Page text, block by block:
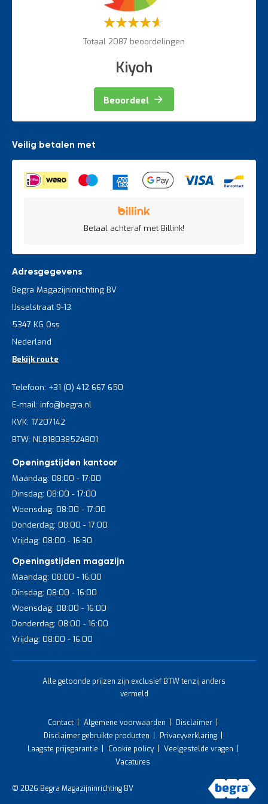
Waardering:
Totaal 2087 beoordelingen
Kiyoh
Beoordeel
Veilig betalen met
Betaal achteraf met Billink!
Adresgegevens
Begra Magazijninrichting BV
IJsselstraat 9-13
5347 KG Oss
Nederland
Bekijk route
Telefoon: +31 (0) 412 667 650
E-mail: info@begra.nl
KVK: 17207142
BTW: NL818038524B01
Openingstijden kantoor
Maandag: 08:00 - 17:00
Dinsdag: 08:00 - 17:00
Woensdag: 08:00 - 17:00
Donderdag: 08:00 - 17:00
Vrijdag: 08:00 - 16:30
Openingstijden magazijn
Maandag: 08:00 - 16:00
Dinsdag: 08:00 - 16:00
Woensdag: 08:00 - 16:00
Donderdag: 08:00 - 16:00
Vrijdag: 08:00 - 16:00
Alle getoonde prijzen zijn exclusief BTW tenzij anders
vermeld
Contact Algemene voorwaarden
Disclaimer
Disclaimer gebruikte producten
Privacyverklaring
Laagste prijsgarantie
Cookie policy
Veelgestelde vragen
Vacatures
© 2026 Begra Magazijninrichting BV